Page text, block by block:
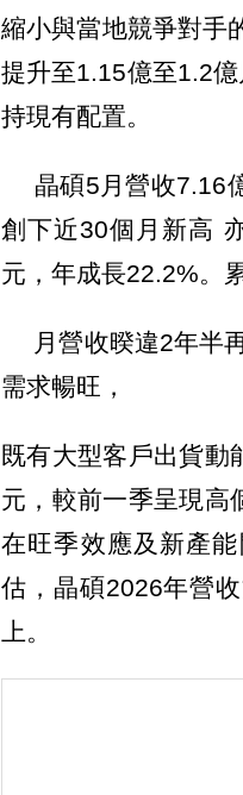
縮小與當地競爭對手
提升至1.15億至1.2
持現有配置。
晶碩5月營收7.16
創下近30個月新高
元，年成長22.2%。
月營收暌違2年半
需求暢旺，
既有大型客戶出貨動
元，較前一季呈現高
在旺季效應及新產
估，晶碩2026年營
上。